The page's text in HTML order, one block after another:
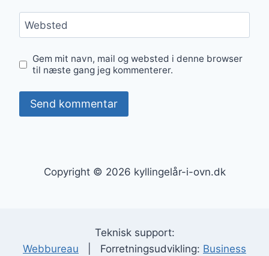
Websted
Gem mit navn, mail og websted i denne browser
til næste gang jeg kommenterer.
Copyright © 2026 kyllingelår-i-ovn.dk
Teknisk support:
Webbureau | Forretningsudvikling: Business